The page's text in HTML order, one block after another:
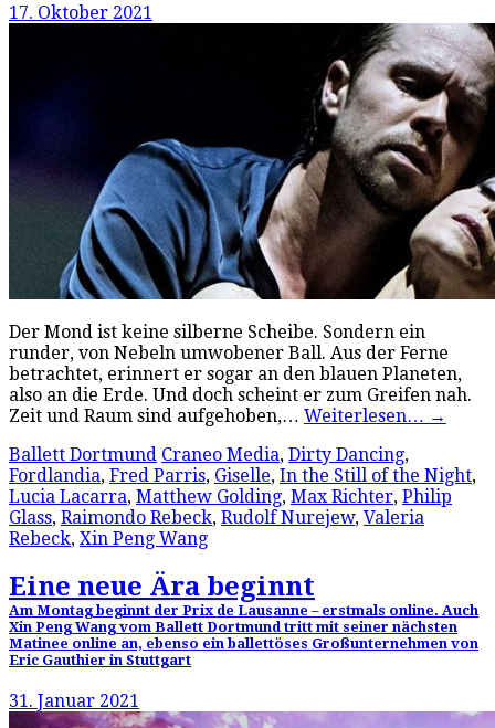
17. Oktober 2021
Der Mond ist keine silberne Scheibe. Sondern ein
runder, von Nebeln umwobener Ball. Aus der Ferne
betrachtet, erinnert er sogar an den blauen Planeten,
also an die Erde. Und doch scheint er zum Greifen nah.
Zeit und Raum sind aufgehoben,… Weiterlesen… →
Ballett Dortmund Craneo Media, Dirty Dancing,
Fordlandia, Fred Parris, Giselle, In the Still of the Night,
Lucia Lacarra, Matthew Golding, Max Richter, Philip
Glass, Raimondo Rebeck, Rudolf Nurejew, Valeria
Rebeck, Xin Peng Wang
Eine neue Ära beginnt
Am Montag beginnt der Prix de Lausanne – erstmals online. Auch
Xin Peng Wang vom Ballett Dortmund tritt mit seiner nächsten
Matinee online an, ebenso ein ballettöses Großunternehmen von
Eric Gauthier in Stuttgart
31. Januar 2021